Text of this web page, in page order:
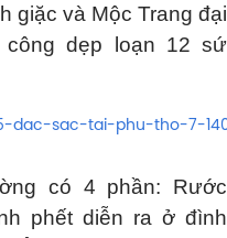
giặc và Mộc Trang đại
dẹp loạn 12 sứ
có 4 phần: Rước
phết diễn ra ở đình